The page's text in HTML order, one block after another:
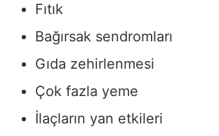
Fıtık
Bağırsak sendromları
Gıda zehirlenmesi
Çok fazla yeme
İlaçların yan etkileri